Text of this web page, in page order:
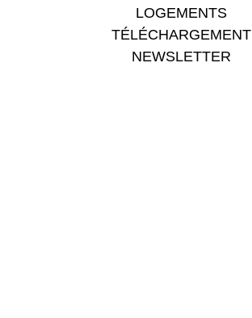
LOGEMENTS
TÉLÉCHARGEMENT
NEWSLETTER